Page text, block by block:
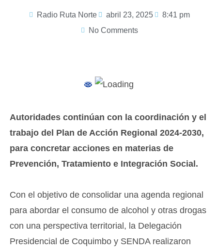
Radio Ruta Norte abril 23, 2025
8:41 pm
No Comments
Autoridades continúan con la coordinación y el
trabajo del Plan de Acción Regional 2024-2030,
para concretar acciones en materias de
Prevención, Tratamiento e Integración Social.
Con el objetivo de consolidar una agenda regional
para abordar el consumo de alcohol y otras drogas
con una perspectiva territorial, la Delegación
Presidencial de Coquimbo y SENDA realizaron